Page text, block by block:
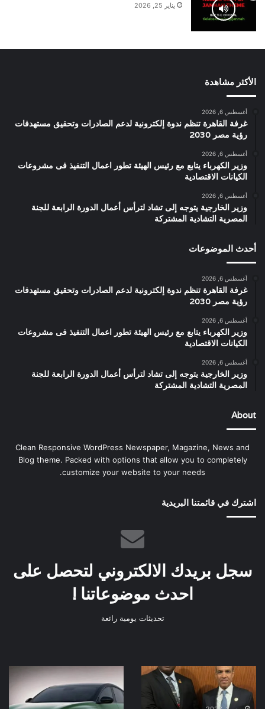
يناير 25, 2026
الأكثر مشاهدة
أغسطس 6, 2026
غرفة القاهرة تنظم ندوة إلكترونية لدعم الصادرات وتحقيق مستهدفات
رؤية مصر 2030
أغسطس 6, 2026
وزير الكهرباء يتابع مع رئيس الهيئة تطور اعمال التنفيذ فى مشروعات
الكيانات الاقتصادية
أغسطس 6, 2026
وزير الخارجية يتوجه إلى تشاد لترأس أعمال الدورة الرابعة للجنة
المصرية التشادية المشتركة
أحدث الموضوعات
أغسطس 6, 2026
غرفة القاهرة تنظم ندوة إلكترونية لدعم الصادرات وتحقيق مستهدفات
رؤية مصر 2030
أغسطس 6, 2026
وزير الكهرباء يتابع مع رئيس الهيئة تطور اعمال التنفيذ فى مشروعات
الكيانات الاقتصادية
أغسطس 6, 2026
وزير الخارجية يتوجه إلى تشاد لترأس أعمال الدورة الرابعة للجنة
المصرية التشادية المشتركة
About
Clean Responsive WordPress Newspaper, Magazine, News and
Blog theme. Packed with options that allow you to completely
customize your website to your needs.
اشترك في قائمتنا البريدية
سجل بريدك الالكتروني لتحصل على
احدث موضوعاتنا !
تحديثات يومية رائعة
وزير
الخارجية
يلتقي
فورثينج
T5
الكهربائية